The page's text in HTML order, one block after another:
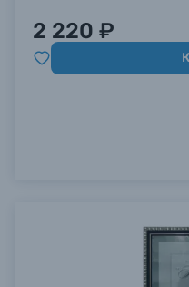
2 220 ₽